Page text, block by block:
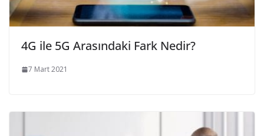
4G ile 5G Arasındaki Fark Nedir?
7 Mart 2021